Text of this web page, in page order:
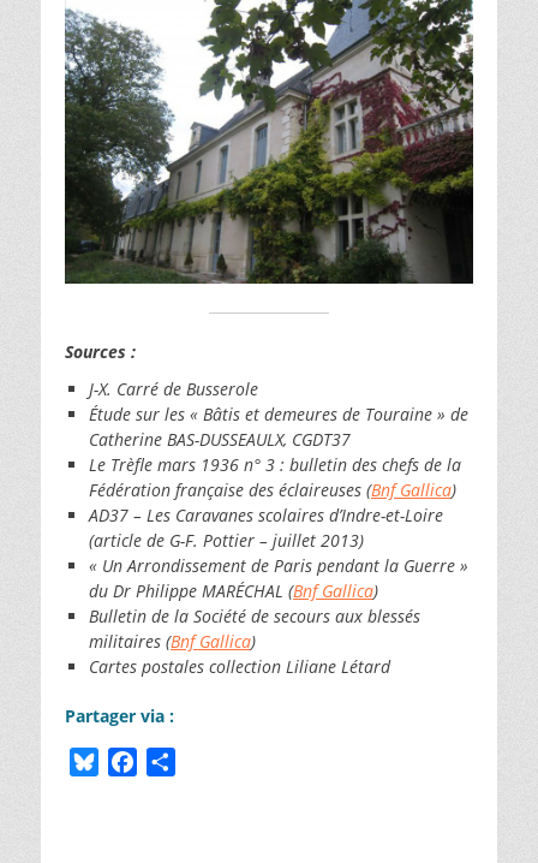
Sources :
J-X. Carré de Busserole
Étude sur les « Bâtis et demeures de Touraine » de
Catherine BAS-DUSSEAULX, CGDT37
Le Trèfle mars 1936 n° 3 : bulletin des chefs de la
Fédération française des éclaireuses (Bnf Gallica)
AD37 – Les Caravanes scolaires d’Indre-et-Loire
(article de G-F. Pottier – juillet 2013)
« Un Arrondissement de Paris pendant la Guerre »
du Dr Philippe MARÉCHAL (Bnf Gallica)
Bulletin de la Société de secours aux blessés
militaires (Bnf Gallica)
Cartes postales collection Liliane Létard
Partager via :